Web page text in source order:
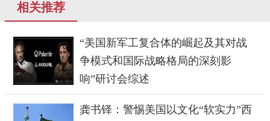
相关推荐
“美国新军工复合体的崛起及其对战
争模式和国际战略格局的深刻影
响”研讨会综述
龚书铎：警惕美国以文化“软实力”西